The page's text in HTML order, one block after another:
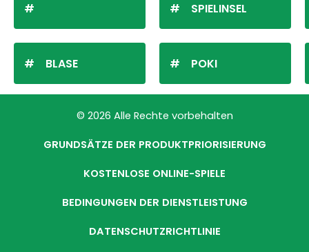
BLASE
SPIELINSEL
POKI
© 2026 Alle Rechte vorbehalten
GRUNDSÄTZE DER PRODUKTPRIORISIERUNG
KOSTENLOSE ONLINE-SPIELE
BEDINGUNGEN DER DIENSTLEISTUNG
DATENSCHUTZRICHTLINIE